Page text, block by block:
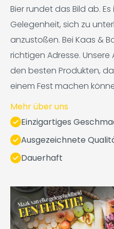
Bier rundet das Bild ab.
Gelegenheit, sich zu
anzustoßen. Bei Kaas &
richtigen Adresse.
den besten Produkten,
einem Fest machen
Mehr über uns
Einzigartiges
Ausgezeichnete
Dauerhaft